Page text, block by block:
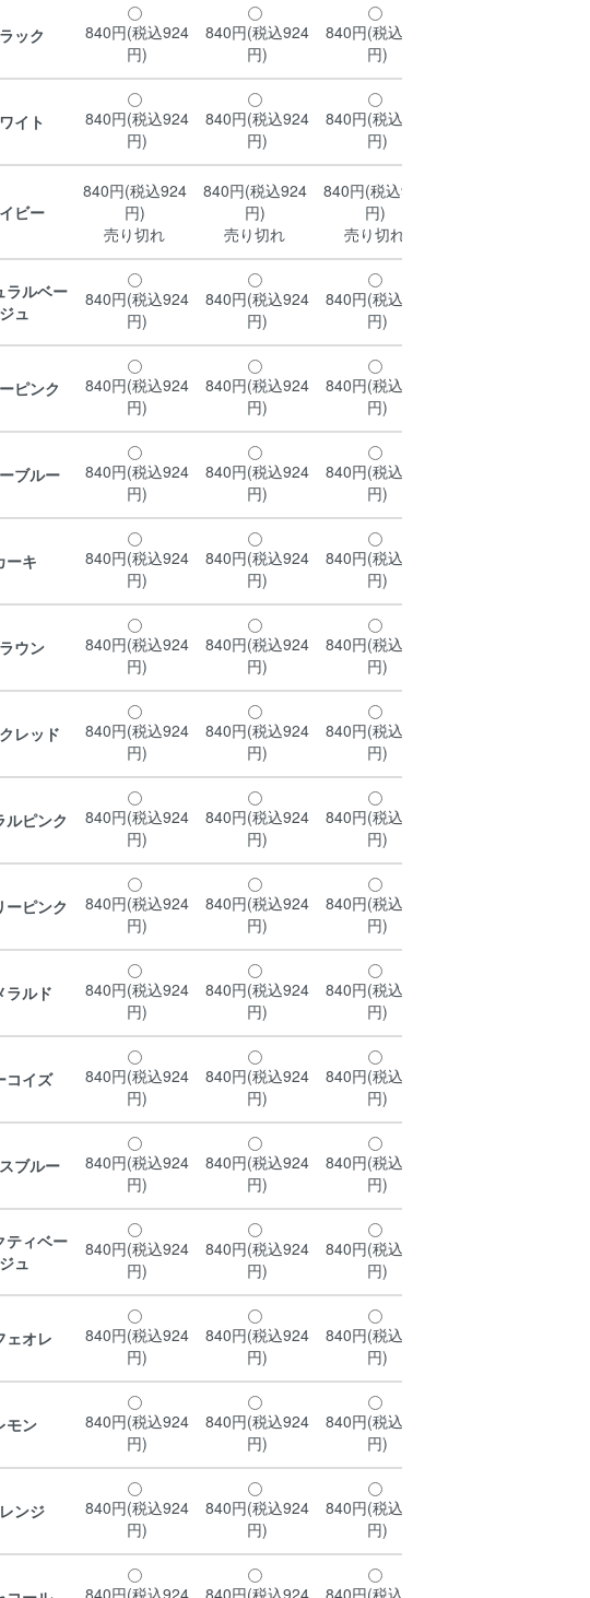
ック
840円(税込924
円)
840円(税込924
円)
840円(税込924
円)
イト
840円(税込924
円)
840円(税込924
円)
840円(税込924
円)
ビー
840円(税込924
円)
売り切れ
840円(税込924
円)
売り切れ
840円(税込924
円)
売り切れ
ラルベー
ジュ
840円(税込924
円)
840円(税込924
円)
840円(税込924
円)
ピンク
840円(税込924
円)
840円(税込924
円)
840円(税込924
円)
ブルー
840円(税込924
円)
840円(税込924
円)
840円(税込924
円)
ーキ
840円(税込924
円)
840円(税込924
円)
840円(税込924
円)
ウン
840円(税込924
円)
840円(税込924
円)
840円(税込924
円)
レッド
840円(税込924
円)
840円(税込924
円)
840円(税込924
円)
ルピンク
840円(税込924
円)
840円(税込924
円)
840円(税込924
円)
ーピンク
840円(税込924
円)
840円(税込924
円)
840円(税込924
円)
ラルド
840円(税込924
円)
840円(税込924
円)
840円(税込924
円)
コイズ
840円(税込924
円)
840円(税込924
円)
840円(税込924
円)
ブルー
840円(税込924
円)
840円(税込924
円)
840円(税込924
円)
ティベー
ジュ
840円(税込924
円)
840円(税込924
円)
840円(税込924
円)
ェオレ
840円(税込924
円)
840円(税込924
円)
840円(税込924
円)
モン
840円(税込924
円)
840円(税込924
円)
840円(税込924
円)
ンジ
840円(税込924
円)
840円(税込924
円)
840円(税込924
円)
840円(税込924
840円(税込924
840円(税込924